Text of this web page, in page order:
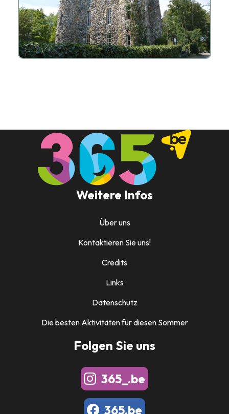
Weitere Infos
Über uns
Kontaktieren Sie uns!
Credits
Links
Datenschutz
Die besten Aktivitäten für diesen Sommer
Folgen Sie uns
365_.be
365.be